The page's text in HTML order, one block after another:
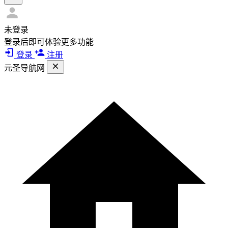
未登录
登录后即可体验更多功能
登录
注册
元圣导航网